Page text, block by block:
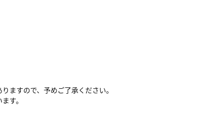
ますので、予めご了承ください。
す。